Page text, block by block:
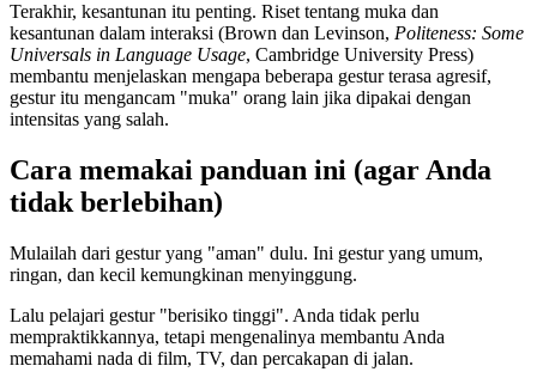
Terakhir, kesantunan itu penting. Riset tentang muka dan
kesantunan dalam interaksi (Brown dan Levinson, Politeness: Some
Universals in Language Usage, Cambridge University Press)
membantu menjelaskan mengapa beberapa gestur terasa agresif,
gestur itu mengancam "muka" orang lain jika dipakai dengan
intensitas yang salah.
Cara memakai panduan ini (agar Anda
tidak berlebihan)
Mulailah dari gestur yang "aman" dulu. Ini gestur yang umum,
ringan, dan kecil kemungkinan menyinggung.
Lalu pelajari gestur "berisiko tinggi". Anda tidak perlu
mempraktikkannya, tetapi mengenalinya membantu Anda
memahami nada di film, TV, dan percakapan di jalan.